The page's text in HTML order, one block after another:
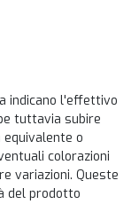
indicano l'effettivo
tuttavia subire
o
colorazioni
variazioni. Queste
del prodotto